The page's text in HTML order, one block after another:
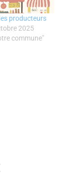
producteurs
2025
commune"